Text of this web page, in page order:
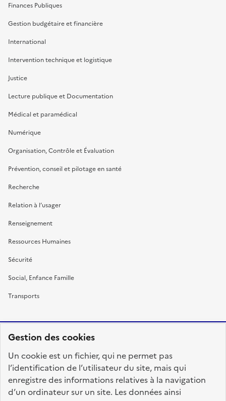
Gestion des cookies
Un cookie est un fichier, qui ne permet pas
l’identification de l’utilisateur du site, mais qui
enregistre des informations relatives à la navigation
d’un ordinateur sur un site. Les données ainsi
Finances Publiques
Gestion budgétaire et financière
International
Intervention technique et logistique
Justice
Lecture publique et Documentation
Médical et paramédical
Numérique
Organisation, Contrôle et Évaluation
Prévention, conseil et pilotage en santé
Recherche
Relation à l’usager
Renseignement
Ressources Humaines
Sécurité
Social, Enfance Famille
Transports
FRANÇAISE